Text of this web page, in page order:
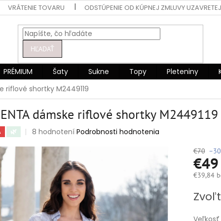
VRÁTENIE TOVARU ODSTÚPENIE OD KÚPNEJ ZMLUVY UZAVRETEJ
HĽADAŤ
PRÉMIUM Šaty Sukne Topy Pleteniny
riflové shortky M2449119
dámske riflové shortky M2449119
🌿
Priemerné
produktu
hviezdičiek.
8 hodnotení Podrobnosti hodnotenia
€70
€49
€39,84
cena: